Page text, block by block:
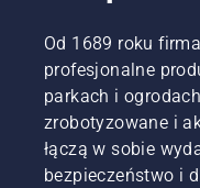
leśnych i
podpórka
Od 1689 roku
profesjonalne
parkach i
zrobotyzowane i
łączą w sobie
bezpieczeństwo i